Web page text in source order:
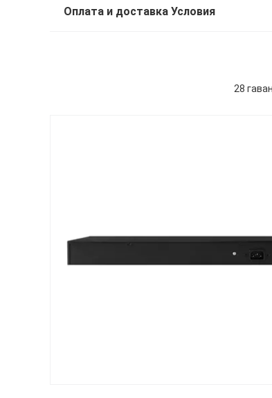
Оплата и доставка Условия
28